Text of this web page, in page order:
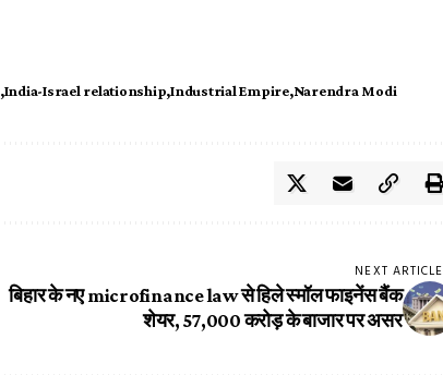
India-Israel relationship Industrial Empire Narendra Modi
NEXT ARTICLE
बिहार के नए microfinance law से हिले स्मॉल फाइनेंस बैंक
शेयर, ₹57,000 करोड़ के बाजार पर असर